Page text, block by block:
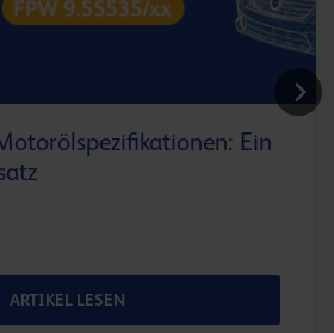
Ein
ARTIKEL LESEN